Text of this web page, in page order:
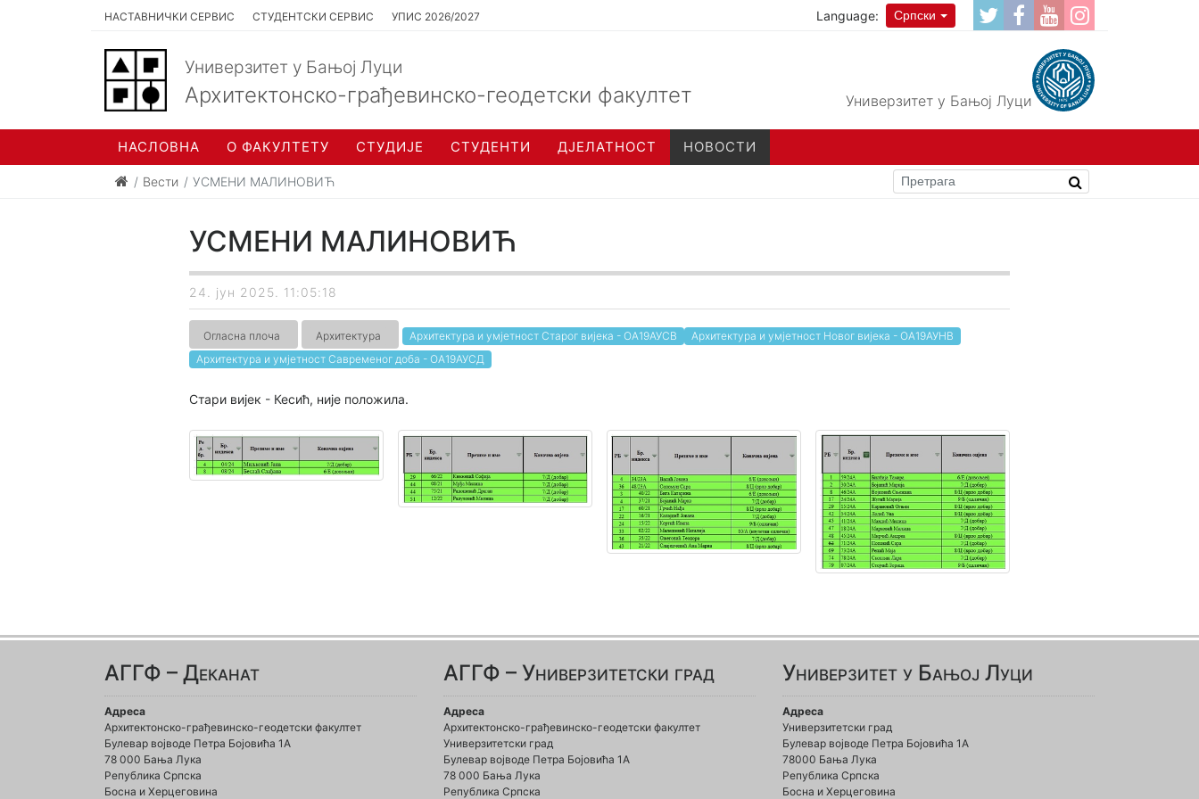
НАСТАВНИЧКИ СЕРВИС СТУДЕНТСКИ СЕРВИС УПИС 2026/2027 Language: Српски
Универзитет у Бањој Луци
Архитектонско-грађевинско-геодетски факултет Универзитет у Бањој Луци
НАСЛОВНА О ФАКУЛТЕТУ СТУДИЈЕ СТУДЕНТИ ДЈЕЛАТНОСТ НОВОСТИ
Вести УСМЕНИ МАЛИНОВИЋ
УСМЕНИ МАЛИНОВИЋ
24. јун 2025. 11:05:18
Огласна плоча Архитектура Архитектура и умјетност Старог вијека - ОА19АУСВ
Архитектура и умјетност Новог вијека - ОА19АУНВ
Архитектура и умјетност Савременог доба - ОА19АУСД
Стари вијек - Кесић, није положила.
АГГФ – Деканат
Адреса
Архитектонско-грађевинско-геодетски факултет
Булевар војводе Петра Бојовића 1A
78 000 Бања Лука
Република Српска
Босна и Херцеговина
АГГФ – Универзитетски град
Адреса
Архитектонско-грађевинско-геодетски факултет
Универзитетски град
Булевар војводе Петра Бојовића 1A
78 000 Бања Лука
Република Српска
Универзитет у Бањој Луци
Адреса
Универзитетски град
Булевар војводе Петра Бојовића 1А
78000 Бања Лука
Република Српска
Босна и Херцеговина